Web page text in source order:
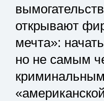
открывают
мечта»:
но не самым